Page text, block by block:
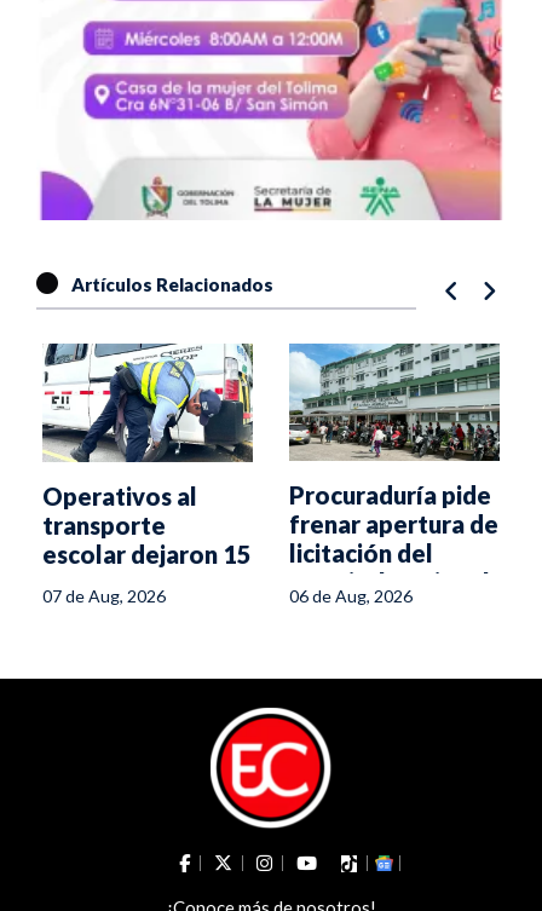
Artículos Relacionados
Operativos al
transporte
escolar dejaron 15
Ibagué
07 de Aug, 2026
Procuraduría pide
frenar apertura de
licitación del
Hospital Regional
del Líbano
06 de Aug, 2026